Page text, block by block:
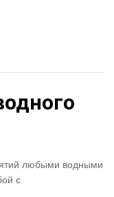
любыми водными
с